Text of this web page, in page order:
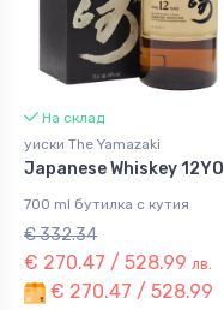
На склад
уиски The Yamazaki
Japanese Whiskey 12YO
700 ml бутилка с кутия
€ 332.34
€ 270.47 / 528.99 лв.
€ 270.47 / 528.99